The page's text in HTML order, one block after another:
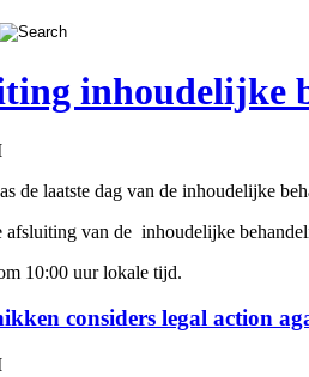
inhoudelijke
de laatste dag van de inhoudelijke
afsluiting van de inhoudelijke
10:00 uur lokale tijd.
considers legal action